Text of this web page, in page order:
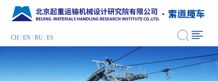
CH |EN |RU |ES